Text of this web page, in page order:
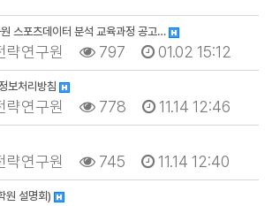
스포츠데이터 분석 교육과정 공고…
략연구원 797 01.02 15:12
보처리방침
략연구원 778 11.14 12:46
략연구원 745 11.14 12:40
원 설명회)